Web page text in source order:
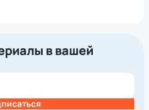
в вашей